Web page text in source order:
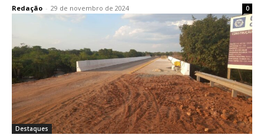
Redação - 29 de novembro de 2024 0
Destaques